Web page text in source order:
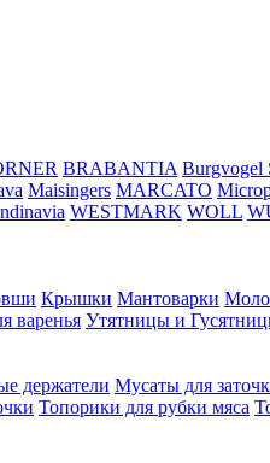
BRABANTIA Burgvogel
Maisingers MARCATO
WESTMARK WOLL
Крышки Мантоварки
варенья Утятницы и
держатели Мусаты для
Топорики для рубки мяса